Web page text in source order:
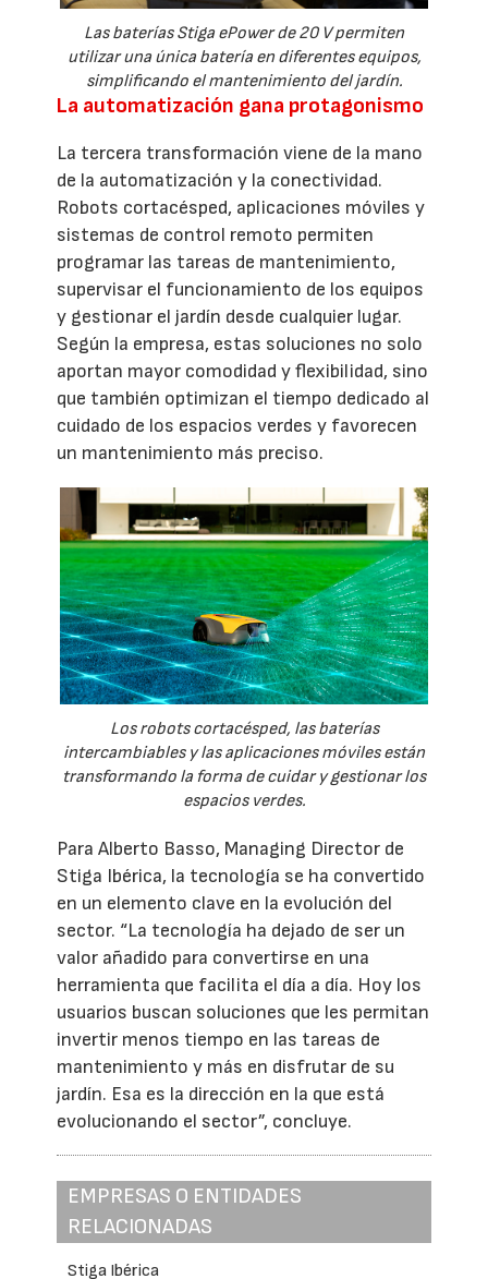
Las baterías Stiga ePower de 20 V permiten
utilizar una única batería en diferentes equipos,
simplificando el mantenimiento del jardín.
La automatización gana protagonismo
La tercera transformación viene de la mano
de la automatización y la conectividad.
Robots cortacésped, aplicaciones móviles y
sistemas de control remoto permiten
programar las tareas de mantenimiento,
supervisar el funcionamiento de los equipos
y gestionar el jardín desde cualquier lugar.
Según la empresa, estas soluciones no solo
aportan mayor comodidad y flexibilidad, sino
que también optimizan el tiempo dedicado al
cuidado de los espacios verdes y favorecen
un mantenimiento más preciso.
Los robots cortacésped, las baterías
intercambiables y las aplicaciones móviles están
transformando la forma de cuidar y gestionar los
espacios verdes.
Para Alberto Basso, Managing Director de
Stiga Ibérica, la tecnología se ha convertido
en un elemento clave en la evolución del
sector. “La tecnología ha dejado de ser un
valor añadido para convertirse en una
herramienta que facilita el día a día. Hoy los
usuarios buscan soluciones que les permitan
invertir menos tiempo en las tareas de
mantenimiento y más en disfrutar de su
jardín. Esa es la dirección en la que está
evolucionando el sector”, concluye.
EMPRESAS O ENTIDADES
RELACIONADAS
Stiga Ibérica